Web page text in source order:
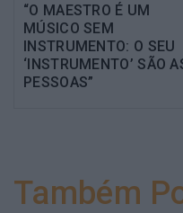
“O MAESTRO É UM
MÚSICO SEM
INSTRUMENTO: O SEU
‘INSTRUMENTO’ SÃO
PESSOAS”
Também